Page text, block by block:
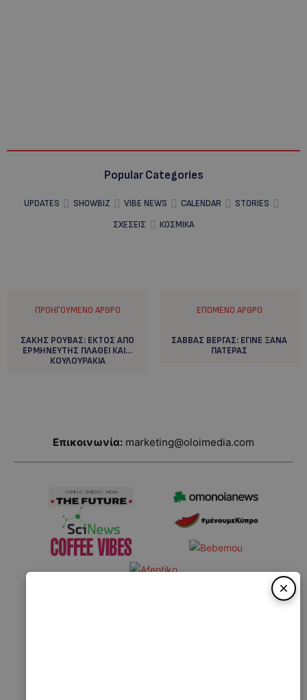
Popular Categories
UPDATES SHOWBIZ VIBE NEWS CALENDAR
STORIES
ΣΧΕΣΕΙΣ
ΚΟΣΜΙΚΑ
ΠΡΟΗΓΟΎΜΕΝΟ ΆΡΘΡΟ
ΣΑΚΗΣ ΡΟΥΒΑΣ: ΕΚΤΟΣ ΑΠΟ
ΕΡΜΗΝΕΥΤΗΣ ΠΛΑΘΕΙ ΚΑΙ…
ΚΟΥΛΟΥΡΑΚΙΑ
ΕΠΌΜΕΝΟ ΆΡΘΡΟ
ΣΑΒΒΑΣ ΒΕΡΓΑΣ: ΕΓΙΝΕ ΞΑΝΑ
ΠΑΤΕΡΑΣ
Επικοινωνία: marketing@oloimedia.com